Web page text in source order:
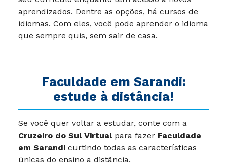
aprendizados. Dentre as opções, há cursos de
idiomas. Com eles, você pode aprender o idioma
que sempre quis, sem sair de casa.
Faculdade em Sarandi:
estude à distância!
Se você quer voltar a estudar, conte com a
Cruzeiro do Sul Virtualpara fazer Faculdade
em Sarandi curtindo todas as características
únicas do ensino a distância.